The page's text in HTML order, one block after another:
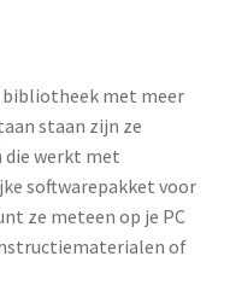
bibliotheek met meer
staan zijn ze
die werkt met
softwarepakket voor
ze meteen op je PC
of